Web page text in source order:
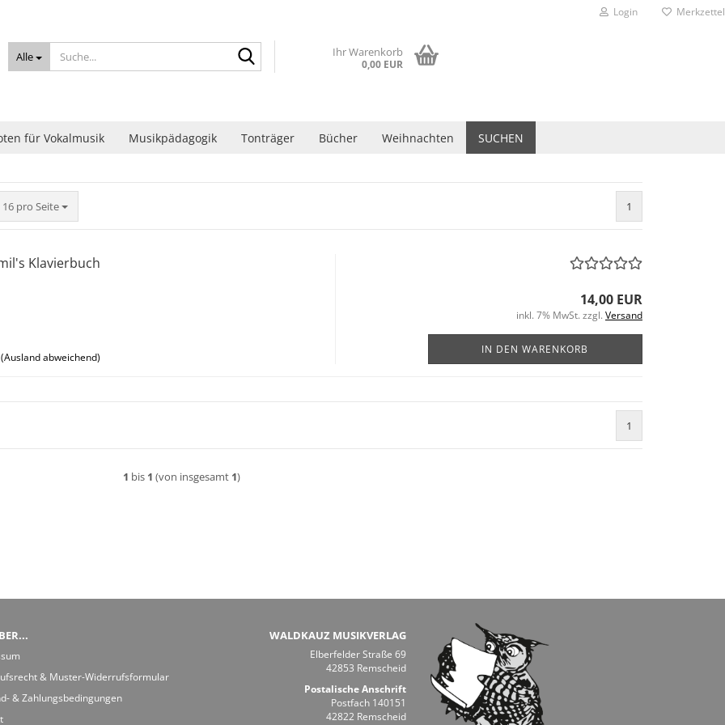
Login Merkzettel
Alle Ihr Warenkorb
0,00 EUR
für Vokalmusik Musikpädagogik Tonträger Bücher Weihnachten SUCHEN
16 pro Seite
pro Seite 1
Klavierbuch
(Ausland abweichend)
14,00 EUR
inkl. 7% MwSt. zzgl. Versand
IN DEN WARENKORB
1
1 bis 1 (von insgesamt 1)
& Muster-Widerrufsformular
& Zahlungsbedingungen
WALDKAUZ MUSIKVERLAG
Elberfelder Straße 69
42853 Remscheid
Postalische Anschrift
Postfach 140151
42822 Remscheid